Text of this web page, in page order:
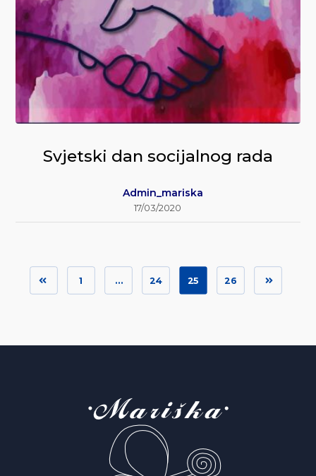
Svjetski dan socijalnog rada
Admin_mariska
17/03/2020
1 … 24 25 26